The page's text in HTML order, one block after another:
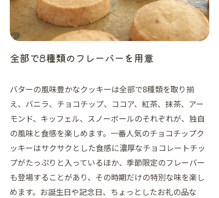
全部で8種類のフレーバーを用意
バターの風味豊かなクッキーは全部で8種類を取り揃
え、バニラ、チョコチップ、ココア、紅茶、抹茶、アー
モンド、キッフェル、スノーボールのそれぞれが、独自
の風味と食感を楽しめます。一番人気のチョコチップク
ッキーはサクサクとした食感に濃厚なチョコレートチッ
プがたっぷりと入っているほか、季節限定のフレーバー
も登場することがあり、その時期だけの特別な味を楽し
めます。お誕生日や記念日、ちょっとしたお礼の品な